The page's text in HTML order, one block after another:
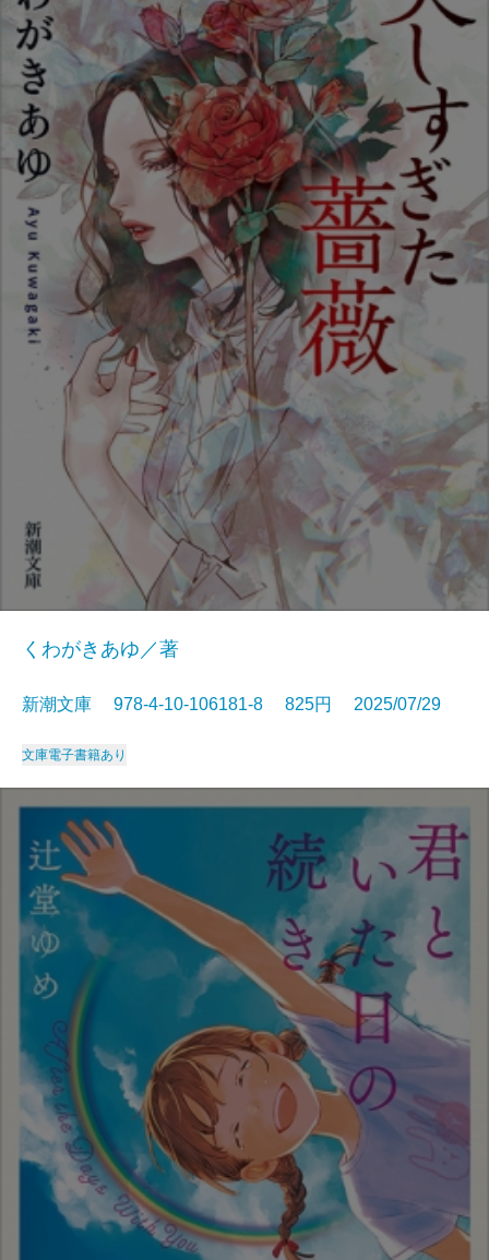
くわがきあゆ／著
新潮文庫 978-4-10-106181-8 825円 2025/07/29
文庫電子書籍あり